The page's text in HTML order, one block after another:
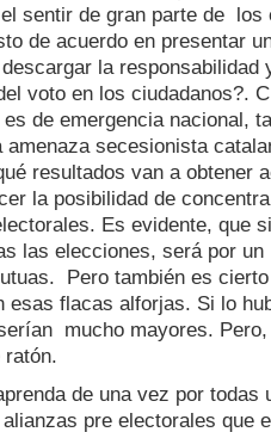
sentir de gran parte de los
de acuerdo en presentar
la responsabilidad
voto en los ciudadanos?.
de emergencia nacional,
amenaza secesionista
resultados van a obtener
la posibilidad de
Es evidente, que
las elecciones, será por
Pero también es
esas flacas alforjas. Si lo
mucho mayores.
ratón.
de una vez por todas
pre electorales que